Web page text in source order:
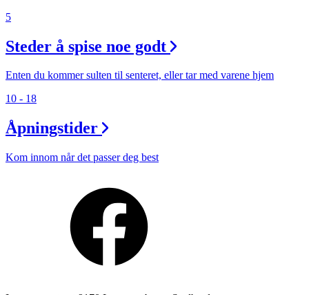
5
Steder å spise noe godt
Enten du kommer sulten til senteret, eller tar med varene hjem
10 - 18
Åpningstider
Kom innom når det passer deg best